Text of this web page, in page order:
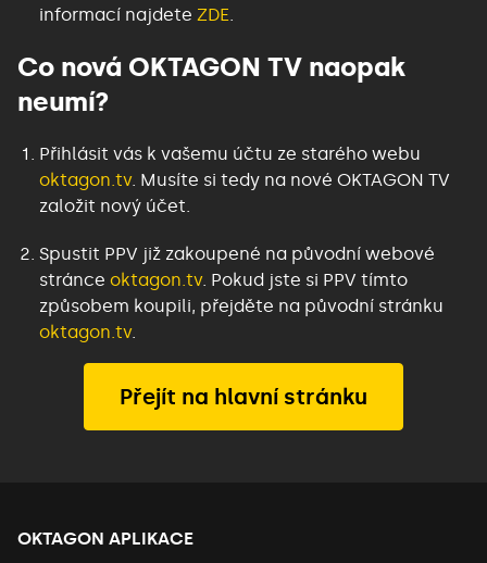
informací najdete ZDE.
Co nová OKTAGON TV naopak
neumí?
Přihlásit vás k vašemu účtu ze starého webu
oktagon.tv. Musíte si tedy na nové OKTAGON TV
založit nový účet.
Spustit PPV již zakoupené na původní webové
stránce oktagon.tv. Pokud jste si PPV tímto
způsobem koupili, přejděte na původní stránku
oktagon.tv.
Přejít na hlavní stránku
OKTAGON APLIKACE